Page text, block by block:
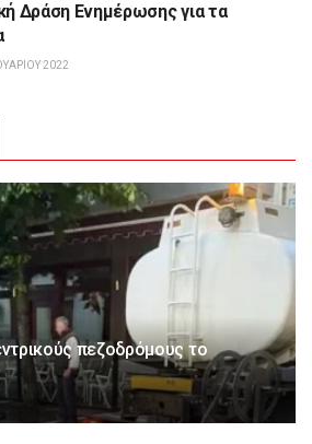
Δράση Ενημέρωσης για τα
2022
πεζοδρόμους το